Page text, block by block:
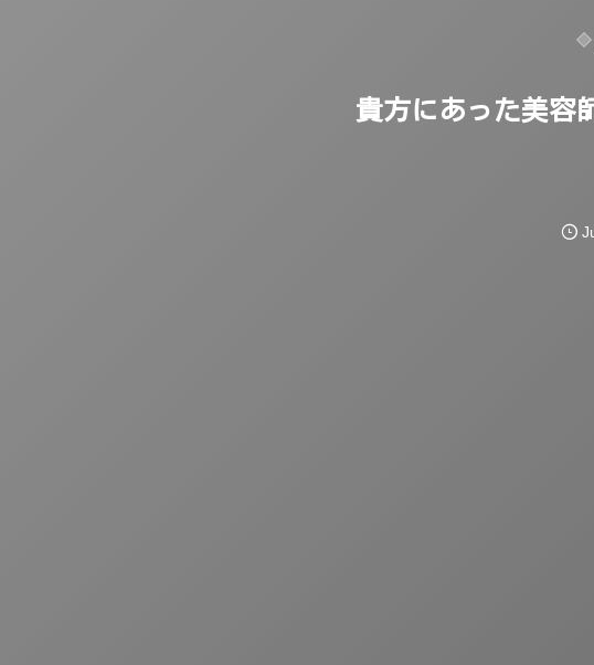
貴方にあった美容